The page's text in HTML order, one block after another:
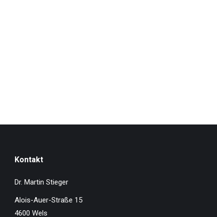
Kontakt
Dr. Martin Stieger
Alois-Auer-Straße 15
4600 Wels